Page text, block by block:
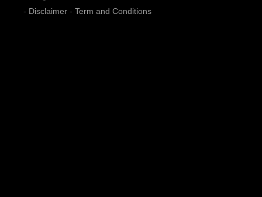
- Disclaimer - Term and Conditions